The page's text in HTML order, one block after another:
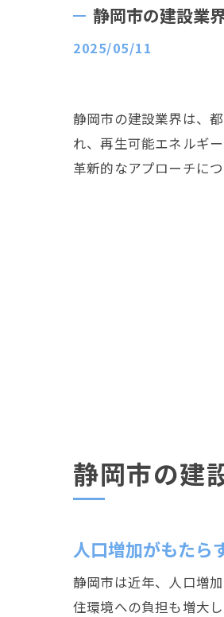
静岡市の建設業
2025/05/11
静岡市の建設業界は、
れ、再生可能エネルギ
革新的なアプローチに
静岡市の建
人口増加がもたら
静岡市は近年、人口増
住環境への負担も増大